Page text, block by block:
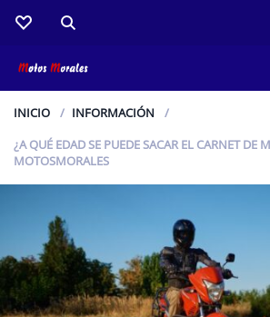
INICIO
INFORMACIÓN
¿A QUÉ EDAD SE PUEDE SACAR EL CARNET DE
MOTOSMORALES